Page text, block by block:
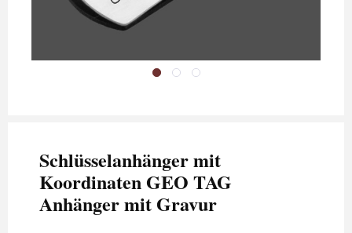
Schlüsselanhänger mit
Koordinaten GEO TAG
Anhänger mit Gravur